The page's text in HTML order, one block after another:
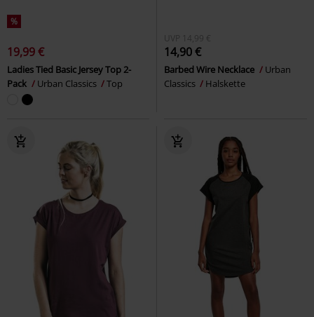
%
19,99 €
Ladies Tied Basic Jersey Top 2-
Pack
Urban Classics Top
UVP 14,99 €
14,90 €
Barbed Wire Necklace
Urban
Classics
Halskette